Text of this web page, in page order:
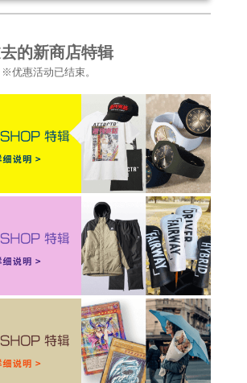
的新商店特辑
※优惠活动已结束。